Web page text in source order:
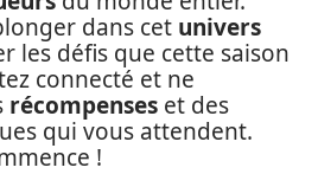
dans cet univers
les défis que cette saison
connecté et ne
récompenses et des
qui vous attendent.
!